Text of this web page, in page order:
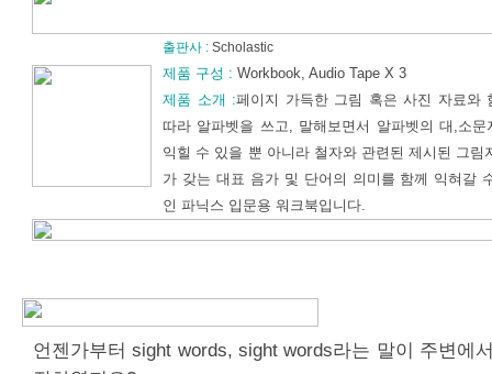
출판사 : Scholastic
제품 구성 : Workbook, Audio Tape X 3
제품 소개 :페이지 가득한 그림 혹은 사진 자료와
따라 알파벳을 쓰고, 말해보면서 알파벳의 대,소문
익힐 수 있을 뿐 아니라 철자와 관련된 제시된 그림
가 갖는 대표 음가 및 단어의 의미를 함께 익혀갈
인 파닉스 입문용 워크북입니다.
언젠가부터 sight words, sight words라는 말이 주변에